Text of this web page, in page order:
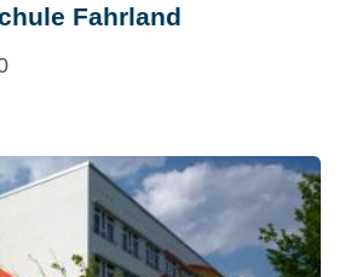
Fahrland